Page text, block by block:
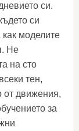
си.
си
моделите
Не
на сто
тен,
от движения,
за